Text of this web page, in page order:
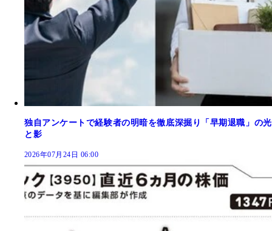
独自アンケートで経験者の明暗を徹底深掘り「早期退職」の光
と影
2026年07月24日 06:00